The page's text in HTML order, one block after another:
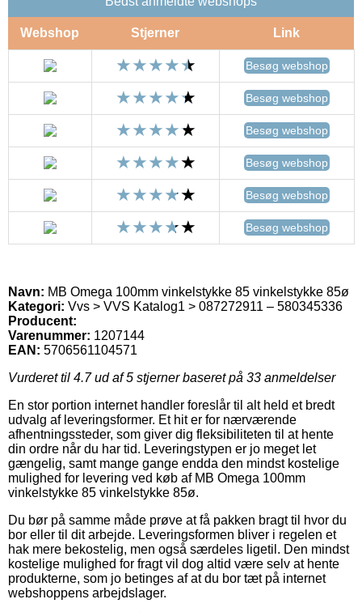
Webshop Stjerner Link
Besøg webshop
Besøg webshop
Besøg webshop
Besøg webshop
Besøg webshop
Besøg webshop
Navn: MB Omega 100mm vinkelstykke 85 vinkelstykke 85ø
Kategori: Vvs > VVS Katalog1 > 087272911 – 580345336
Producent:
Varenummer: 1207144
EAN: 5706561104571
Vurderet til 4.7ud af 5 stjerner baseret på 33 anmeldelser
En stor portion internet handler foreslår til alt held et bredt
udvalg af leveringsformer. Et hit er for nærværende
afhentningssteder, som giver dig fleksibiliteten til at hente
din ordre når du har tid. Leveringstypen er jo meget let
gængelig, samt mange gange endda den mindst kostelige
mulighed for levering ved køb af MB Omega 100mm
vinkelstykke 85 vinkelstykke 85ø.
Du bør på samme måde prøve at få pakken bragt til hvor du
bor eller til dit arbejde. Leveringsformen bliver i regelen et
hak mere bekostelig, men også særdeles ligetil. Den mindst
kostelige mulighed for fragt vil dog altid være selv at hente
produkterne, som jo betinges af at du bor tæt på internet
webshoppens arbejdslager.